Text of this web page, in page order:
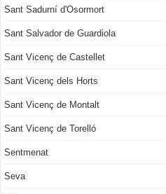
Sant Sadurní d'Osormort
Sant Salvador de Guardiola
Sant Vicenç de Castellet
Sant Vicenç dels Horts
Sant Vicenç de Montalt
Sant Vicenç de Torelló
Sentmenat
Seva